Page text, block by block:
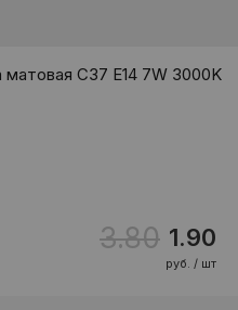
C37 E14 7W 3000K
3.80 1.90
руб. / шт